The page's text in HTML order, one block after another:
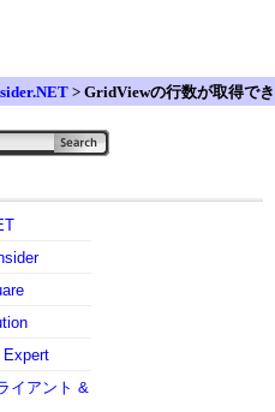
> GridViewの行数が取得でき
Expert
イアント &